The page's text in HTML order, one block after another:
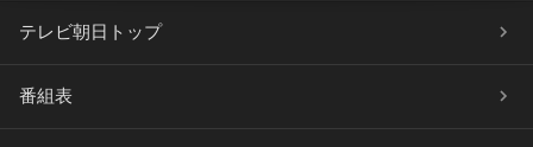
テレビ朝日トップ
番組表